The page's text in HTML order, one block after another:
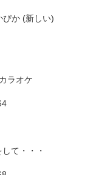
て・・・